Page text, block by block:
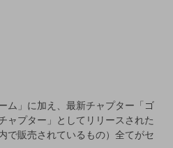
ム」に加え、最新チャプター「ゴ
ャプター」としてリリースされた
で販売されているもの）全てがセ